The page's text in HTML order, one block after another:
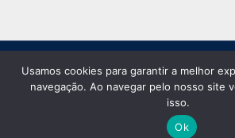
Prefeitura Municipal de Borda da
direitos reservados.
Usamos cookies para garantir a melhor
navegação. Ao navegar pelo nosso site
isso.
Ok